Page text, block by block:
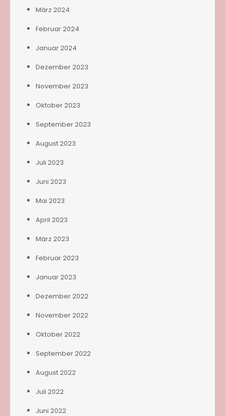
März 2024
Februar 2024
Januar 2024
Dezember 2023
November 2023
Oktober 2023
September 2023
August 2023
Juli 2023
Juni 2023
Mai 2023
April 2023
März 2023
Februar 2023
Januar 2023
Dezember 2022
November 2022
Oktober 2022
September 2022
August 2022
Juli 2022
Juni 2022